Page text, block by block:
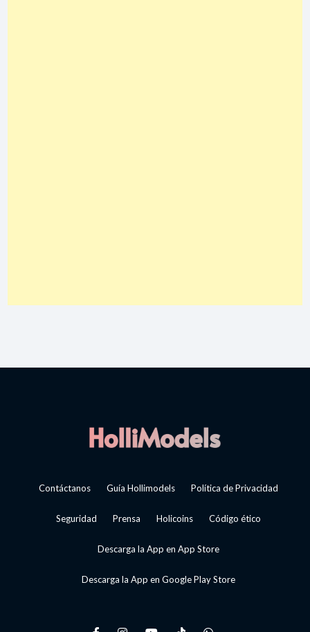
Contáctanos Guía Hollimodels Política de Privacidad
Seguridad Prensa Holicoins Código ético
Descarga la App en App Store
Descarga la App en Google Play Store